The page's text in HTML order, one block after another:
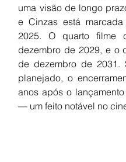
uma visão de longo
e Cinzas está
2025. O quarto filme
dezembro de 2029, e o
de dezembro de 2031.
planejado, o
anos após o
— um feito notável no